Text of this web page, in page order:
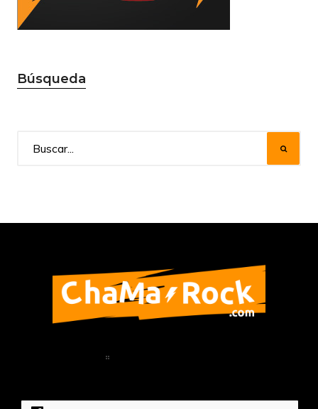
Búsqueda